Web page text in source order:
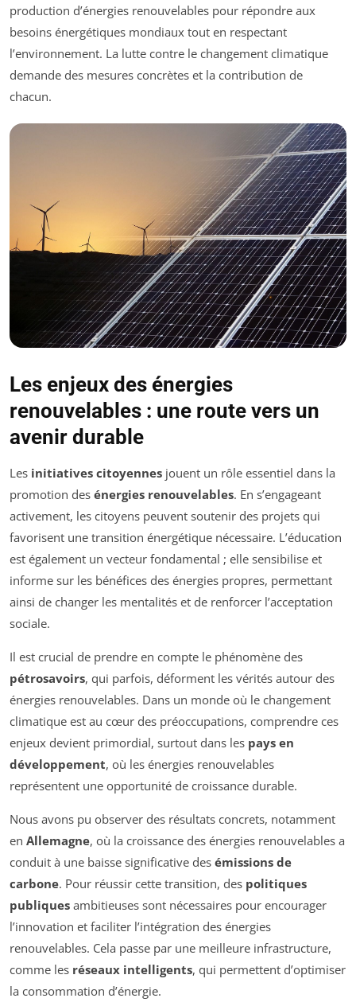
production d’énergies renouvelables pour répondre aux
besoins énergétiques mondiaux tout en respectant
l’environnement. La lutte contre le changement climatique
demande des mesures concrètes et la contribution de
chacun.
Les enjeux des énergies
renouvelables : une route vers un
avenir durable
Les initiatives citoyennes jouent un rôle essentiel dans la
promotion des énergies renouvelables. En s’engageant
activement, les citoyens peuvent soutenir des projets qui
favorisent une transition énergétique nécessaire. L’éducation
est également un vecteur fondamental ; elle sensibilise et
informe sur les bénéfices des énergies propres, permettant
ainsi de changer les mentalités et de renforcer l’acceptation
sociale.
Il est crucial de prendre en compte le phénomène des
pétrosavoirs, qui parfois, déforment les vérités autour des
énergies renouvelables. Dans un monde où le changement
climatique est au cœur des préoccupations, comprendre ces
enjeux devient primordial, surtout dans les pays en
développement, où les énergies renouvelables
représentent une opportunité de croissance durable.
Nous avons pu observer des résultats concrets, notamment
en Allemagne, où la croissance des énergies renouvelables a
conduit à une baisse significative des émissions de
carbone. Pour réussir cette transition, des politiques
publiques ambitieuses sont nécessaires pour encourager
l’innovation et faciliter l’intégration des énergies
renouvelables. Cela passe par une meilleure infrastructure,
comme les réseaux intelligents, qui permettent d’optimiser
la consommation d’énergie.